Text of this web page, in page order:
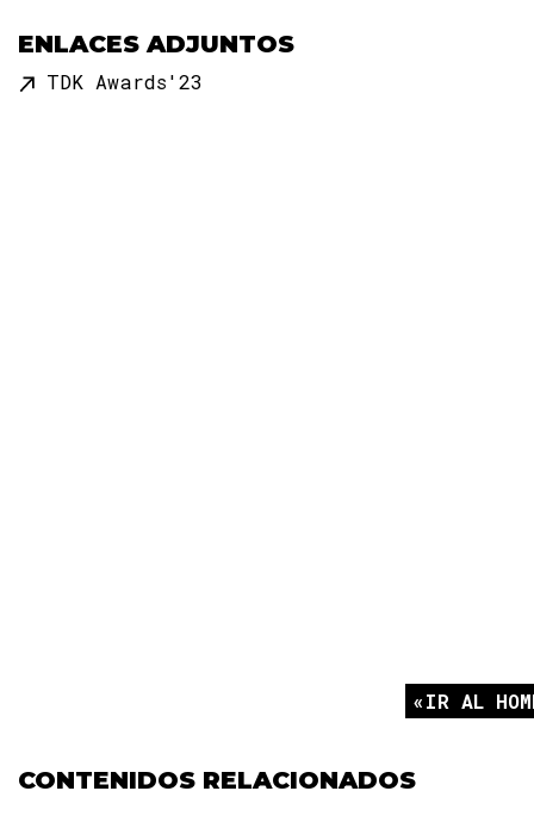
ENLACES ADJUNTOS
TDK Awards'23
IR AL
CONTENIDOS RELACIONADOS